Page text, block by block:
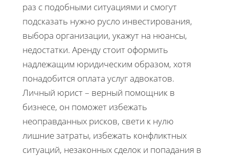
раз с подобными ситуациями и смогут
подсказать нужно русло инвестирования,
выбора организации, укажут на нюансы,
недостатки. Аренду стоит оформить
надлежащим юридическим образом, хотя
понадобится оплата услуг адвокатов.
Личный юрист – верный помощник в
бизнесе, он поможет избежать
неоправданных рисков, свети к нулю
лишние затраты, избежать конфликтных
ситуаций, незаконных сделок и попадания в